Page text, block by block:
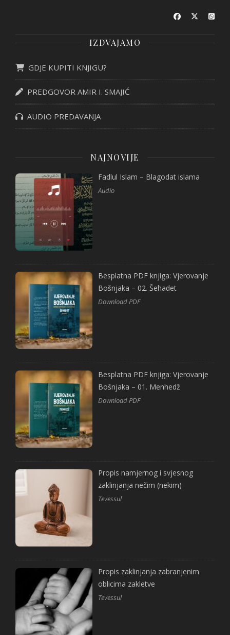
IZDVAJAMO
GDJE KUPITI KNJIGU?
PREDGOVOR AMIR I. SMAJIĆ
AUDIO PREDAVANJA
NAJNOVIJE
Fadlul Islam – Blagodat islama
Audio
Besplatna PDF knjiga: Vjerovanje
Bošnjaka – 02. Šehadet
Download PDF
Besplatna PDF knjiga: Vjerovanje
Bošnjaka – 01. Menhedž
Download PDF
Propis namjernog i svjesnog
zaklinjanja nečim (nekim)
Tevessul
Propis zaklinjanja zabranjenim
oblicima zakletve
Tevessul